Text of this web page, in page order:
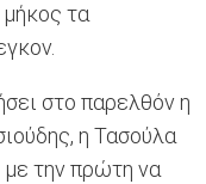
τα
στο παρελθόν η
η Τασούλα
με την πρώτη να